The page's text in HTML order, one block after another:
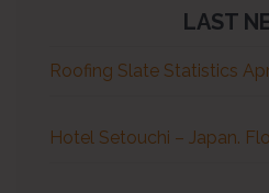
LAST
Roofing Slate Statistics
Hotel Setouchi – Japan.